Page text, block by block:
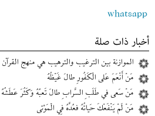
whatsapp
أخبار ذات صلة
الموازنة بين الترغيب والترهيب هي منهج القرآن
مَنْ أَنْعَمَ عَلى الْكَفُورِ طالَ غَيْظُهُ
مَنْ سَعى في طَلَبِ السَّرابِ طالَ تَعبُهُ وَكَثُرَ عَطَشُهُ
مَنْ لَمْ يَنْفَعْكَ حَياتُهُ فعُدَّهُ فِي الْمَوْتى